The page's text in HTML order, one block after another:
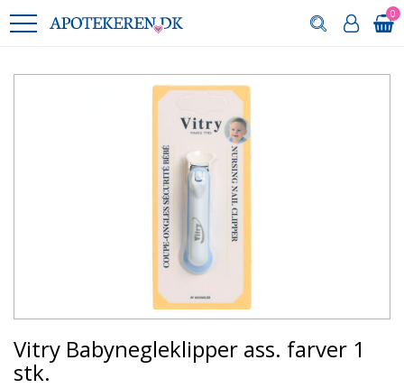
0
Vitry Babynegleklipper ass. farver 1
stk.